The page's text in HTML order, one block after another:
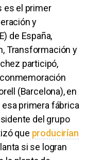
es el primer
y
de España,
Transformación y
participó,
(Barcelona), en
primera fábrica
del grupo
que producirían
si se logran